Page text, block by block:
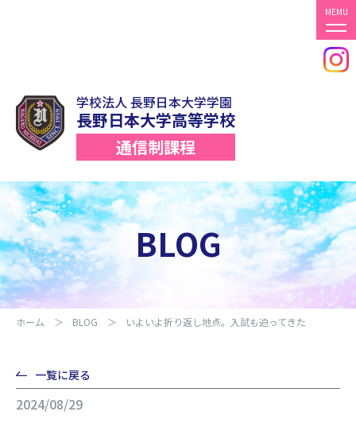
学校法人 長野日本大学学園
長野日本大学高等学校
通信制課程
学科紹介
募集要項
入学までの流れ
転入学について
BLOG
ホーム BLOG いよいよ折り返し地点。入試も迫ってきた
一覧に戻る
2024/08/29